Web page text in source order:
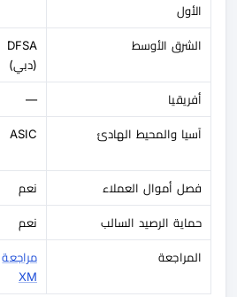
الأول
الشرق الأوسط
DFSA
(دبي)
أفريقيا —
آسيا والمحيط الهادئ ASIC
فصل أموال العملاء نعم
حماية الرصيد السالب نعم
المراجعة
مراجعة
XM